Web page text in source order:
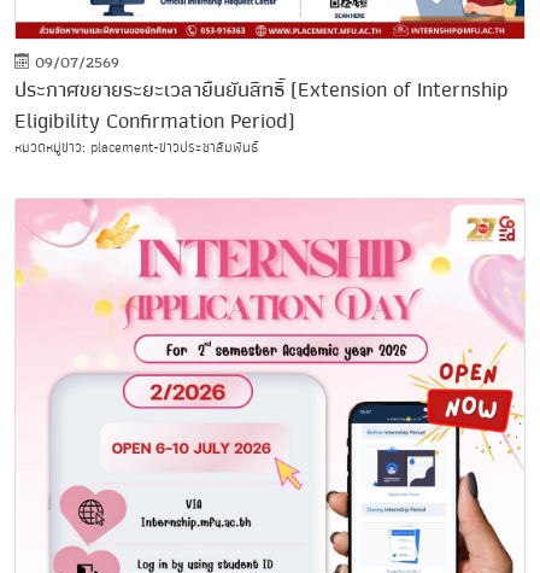
09/07/2569
ประกาศขยายระยะเวลายืนยันสิทธิ์ (Extension of Internship
Eligibility Confirmation Period)
หมวดหมู่ข่าว: placement-ข่าวประชาสัมพันธ์